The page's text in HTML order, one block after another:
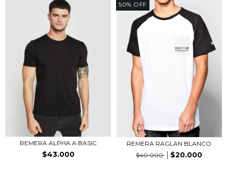
REMERA ALPHA A BASIC
$43.000
50% OFF
REMERA RAGLAN BLANCO
$40.000
$20.000